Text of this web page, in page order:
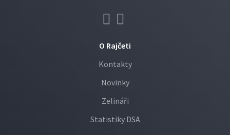
O Rajčeti
Kontakty
Novinky
Zelináři
Statistiky DSA